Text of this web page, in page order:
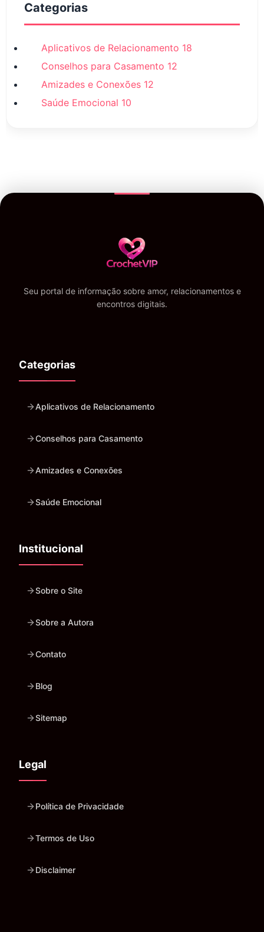
Categorias
Aplicativos de Relacionamento 18
Conselhos para Casamento 12
Amizades e Conexões 12
Saúde Emocional 10
Seu portal de informação sobre amor, relacionamentos e
encontros digitais.
Categorias
Aplicativos de Relacionamento
Conselhos para Casamento
Amizades e Conexões
Saúde Emocional
Institucional
Sobre o Site
Sobre a Autora
Contato
Blog
Sitemap
Legal
Política de Privacidade
Termos de Uso
Disclaimer